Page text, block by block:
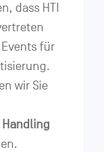
dass HTI
für
wir Sie
Handling